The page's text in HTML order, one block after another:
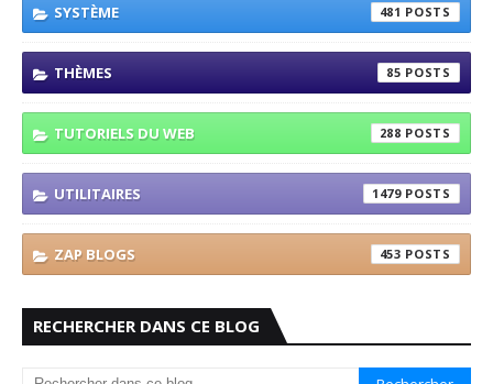
SYSTÈME 481
THÈMES 85
TUTORIELS DU WEB 288
UTILITAIRES 1479
ZAP BLOGS 453
RECHERCHER DANS CE BLOG